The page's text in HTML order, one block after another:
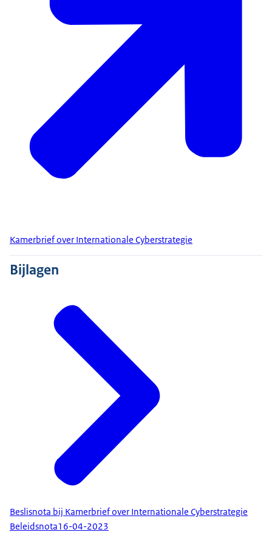
Kamerbrief over Internationale Cyberstrategie
Bijlagen
Beslisnota bij Kamerbrief over Internationale Cyberstrategie
Beleidsnota16-04-2023